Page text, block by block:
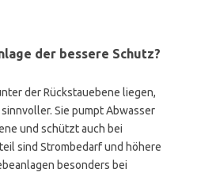
der bessere Schutz?
der Rückstauebene liegen,
Sie pumpt Abwasser
und schützt auch bei
sind Strombedarf und höhere
besonders bei